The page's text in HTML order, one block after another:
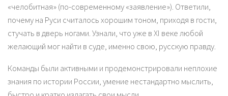
«челобитная» (по-современному «заявление»). Ответили,
почему на Руси считалось хорошим тоном, приходя в гости,
стучать в дверь ногами. Узнали, что уже в ХI веке любой
желающий мог найти в суде, именно свою, русскую правду.
Команды были активными и продемонстрировали неплохие
знания по истории России, умение нестандартно мыслить,